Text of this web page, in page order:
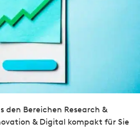
den Bereichen Research &
& Digital kompakt für Sie